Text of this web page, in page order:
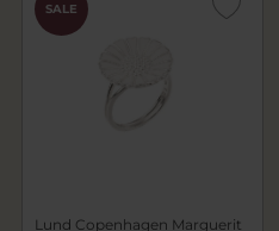
SALE
Lund Copenhagen Marguerit